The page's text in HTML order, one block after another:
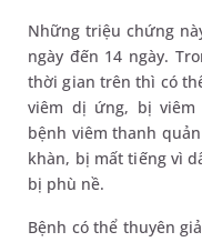
Những triệu chứng
ngày đến 14 ngày.
thời gian trên thì có
viêm dị ứng, bị viêm
bệnh viêm thanh
khàn, bị mất tiếng vì
bị phù nề.
Bệnh có thể thuyên